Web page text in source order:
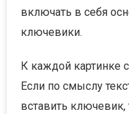
включать в себя
ключевики.
К каждой картинке
Если по смыслу
вставить ключевик,